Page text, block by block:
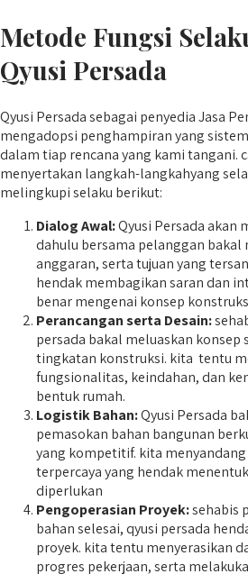
Metode Fungsi
Qyusi Persada
Qyusi Persada sebagai penyedia Jasa
mengadopsi penghampiran yang
dalam tiap rencana yang kami tangani.
menyertakan langkah-langkahyang
melingkupi selaku berikut:
Dialog Awal:Qyusi Persada akan
dahulu bersama pelanggan bakal
anggaran, serta tujuan yang
hendak membagikan saran dan
benar mengenai konsep
Perancangan serta Desain:
persada bakal meluaskan
tingkatan konstruksi. kita tentu
fungsionalitas, keindahan, dan
bentuk rumah.
Logistik Bahan:Qyusi Persada
pemasokan bahan bangunan
yang kompetitif. kita
terpercaya yang hendak
diperlukan
Pengoperasian Proyek:sehabis
bahan selesai, qyusi persada
proyek. kita tentu menyerasikan
progres pekerjaan, serta